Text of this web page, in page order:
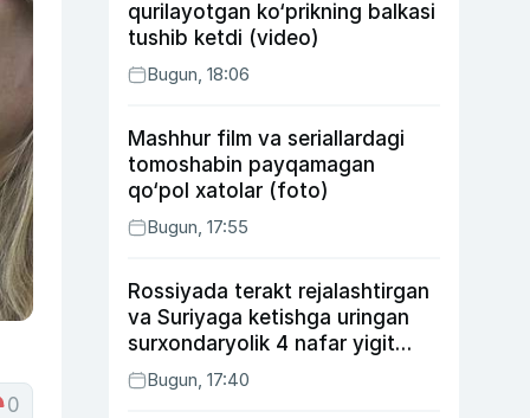
0
qurilayotgan ko‘prikning balkasi
tushib ketdi (video)
Bugun, 18:06
Mashhur film va seriallardagi
tomoshabin payqamagan
qo‘pol xatolar (foto)
Bugun, 17:55
Rossiyada terakt rejalashtirgan
va Suriyaga ketishga uringan
surxondaryolik 4 nafar yigit
qamaldi
Bugun, 17:40